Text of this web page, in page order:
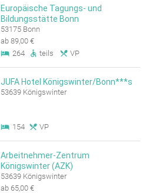
Europäische Tagungs- und
Bildungsstätte Bonn
53175 Bonn
ab 89,00 €
264
teils VP
JUFA Hotel Königswinter/Bonn***s
53639 Königswinter
154 VP
Arbeitnehmer-Zentrum
Königswinter (AZK)
53639 Königswinter
ab 65,00 €